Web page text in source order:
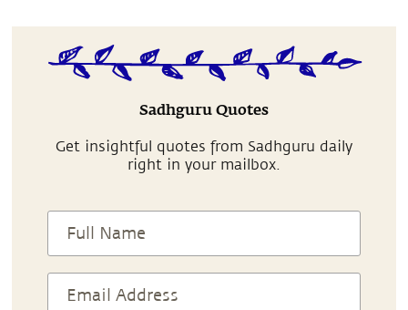
Sadhguru Quotes
Get insightful quotes from Sadhguru daily
right in your mailbox.